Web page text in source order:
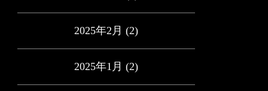
2025年2月 (2)
2025年1月 (2)